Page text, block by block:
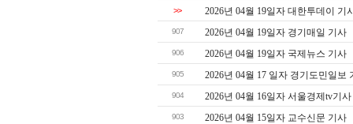
>> 2026년 04월 19일자 대한투데이 기
907 2026년 04월 19일자 경기매일 기사
906 2026년 04월 19일자 국제뉴스 기사
905 2026년 04월 17 일자 경기도민일보
904 2026년 04월 16일자 서울경제tv기사
903 2026년 04월 15일자 교수신문 기사